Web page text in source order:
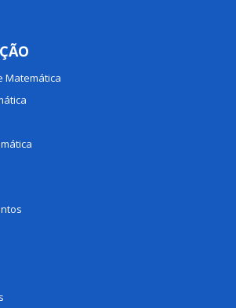
Matemática